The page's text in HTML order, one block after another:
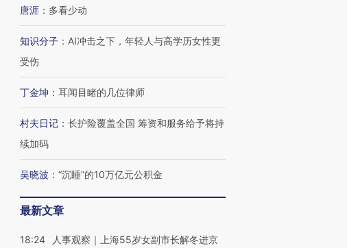
唐涯 ： 多看少动
知识分子 ： AI冲击之下，年轻人与高学历女性更
受伤
丁金坤 ： 耳闻目睹的几位律师
村夫日记 ： 长护险覆盖全国 筹资和服务给予将持
续加码
吴晓波 ： “沉睡”的10万亿元公积金
最新文章
18:24
人事观察｜上海55岁女副市长解冬进京